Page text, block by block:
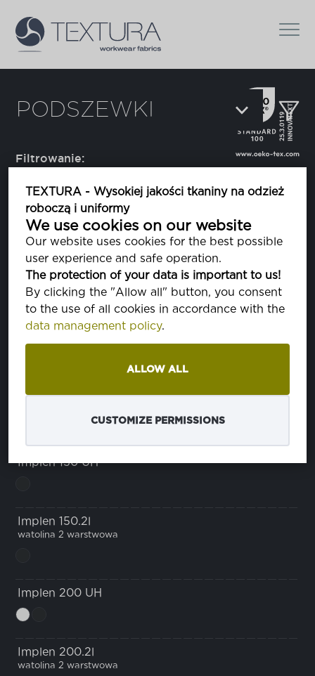
TEXTURA - Wysokiej jakości tkaniny na odzież
roboczą i uniformy
We use cookies on our website
Our website uses cookies for the best possible
user experience and safe operation.
The protection of your data is important to us!
By clicking the "Allow all" button, you consent
to the use of all cookies in accordance with the
data management policy.
ALLOW ALL
CUSTOMIZE PERMISSIONS
PODSZEWKI
Filtrowanie:
Alpha
Bravo
Implen 140 UH
Implen 140.3l
Implen 150 UH
Implen 150.2l
watolina 2 warstwowa
Implen 200 UH
Implen 200.2l
watolina 2 warstwowa